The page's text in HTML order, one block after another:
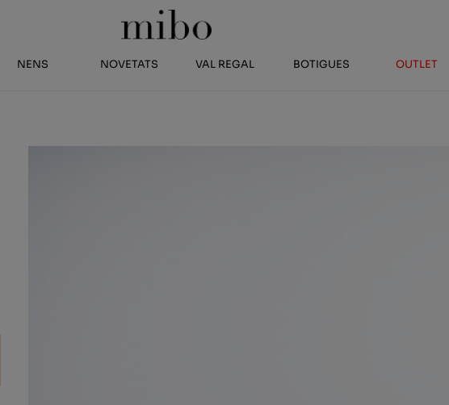
NENS NOVETATS VAL REGAL BOTIGUES OUTLET